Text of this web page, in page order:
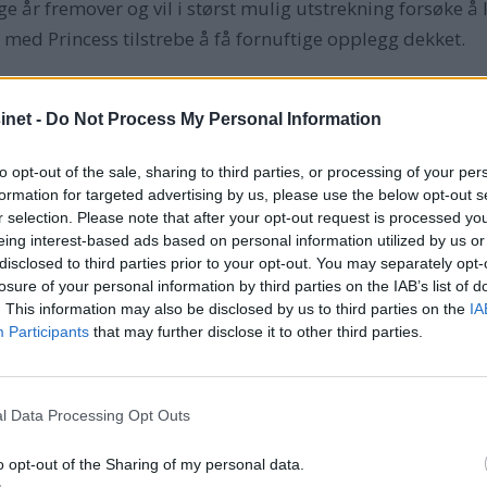
- Do Not Process My Personal Information
opt-out of the sale, sharing to third parties, or processing of your
for targeted advertising by us, please use the below opt-out
selection. Please note that after your opt-out request is processed
interest-based ads based on personal information utilized by us
to third parties prior to your opt-out. You may separately
of your personal information by third parties on the IAB’s list of
This information may also be disclosed by us to third parties on the
Participants that may further disclose it to other third parties.
Data Processing Opt Outs
opt-out of the Sharing of my personal data.
år fremover og vil i størst mulig utstrekning forsøke
Princess tilstrebe å få fornuftige opplegg dekket.
Høvik en betydelig gevinst for livsverket da han solgte
fortsatte frem til 2008, det samme gjorde Lunde-
som Arne Høvik hadde eid og utviklet siden 1985.
forlot de plassen med like mye som de hadde da de
Høvik følgende:
å gjøre var han veldig OK og overholdt avtaler. Og
litt for mye. Apparatet ble bygget alt for stort i
i denne bransjen over tid.
nå enn før jeg solgte, sier Arne Høvik, som har